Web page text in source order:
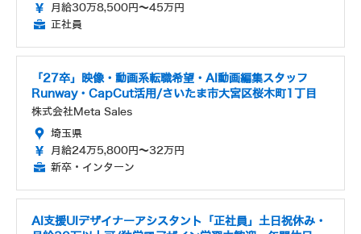
月給30万8,500円～45万円
正社員
「27卒」映像・動画系転職希望・AI動画編集スタッフ
Runway・CapCut活用/さいたま市大宮区桜木町1丁目
株式会社Meta Sales
埼玉県
月給24万5,800円～32万円
新卒・インターン
AI支援UIデザイナーアシスタント「正社員」土日祝休み・